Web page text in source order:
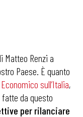
Matteo Renzi a
Paese. È quanto
sull’Italia,
da questo
per rilanciare